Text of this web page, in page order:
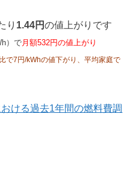
り 1.44円の値上がりです
）で 月額532円の値上がり
で7円/kWhの値下がり、平均家庭で
ける過去1年間の燃料費調